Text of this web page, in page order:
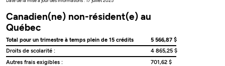
Canadien(ne) non-résident(e) au
Québec
Total pour un trimestre à temps plein de 15 crédits
5 566,87 $
Droits de scolarité :
4 865,25 $
Autres frais exigibles :
701,62 $